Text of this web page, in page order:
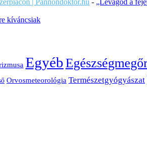
| Pannondoktor.hu - „Levágod a
kíváncsiak
Egyéb
Orvosmeteorológia Természetgyógyászat